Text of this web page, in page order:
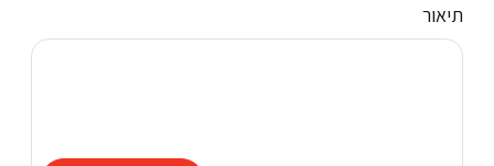
תיאור